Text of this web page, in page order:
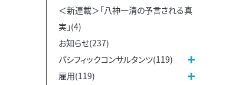
＜新連載＞「八神一清の予言される真
実」(4)
お知らせ(237)
パシフィックコンサルタンツ(119)
雇用(119)